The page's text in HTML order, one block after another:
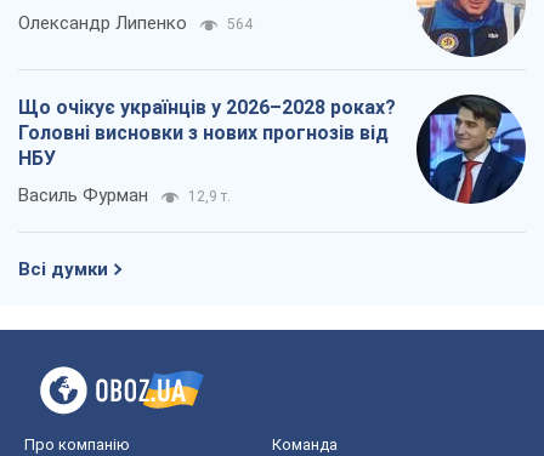
Олександр Липенко 564
Що очікує українців у 2026–2028 роках?
Головні висновки з нових прогнозів від
НБУ
Василь Фурман 12,9 т.
Всі думки
Про компанію Команда